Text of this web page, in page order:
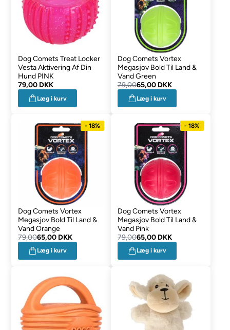
Dog Comets Treat Locker
Vesta Aktivering Af Din
Hund PINK
79,00 DKK
Læg i kurv
Dog Comets Vortex
Megasjov Bold Til Land &
Vand Green
79,0065,00 DKK
Læg i kurv
- 18%
Dog Comets Vortex
Megasjov Bold Til Land &
Vand Orange
79,0065,00 DKK
Læg i kurv
- 18%
Dog Comets Vortex
Megasjov Bold Til Land &
Vand Pink
79,0065,00 DKK
Læg i kurv